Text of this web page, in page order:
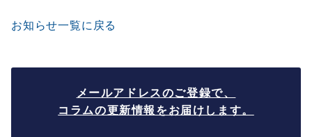
お知らせ一覧に戻る
メールアドレスのご登録で、
コラムの更新情報をお届けします。